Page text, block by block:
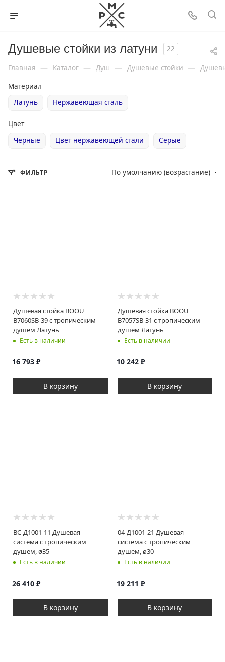
Душевые стойки из латуни 22
Главная — Каталог — Душ — Душевые стойки —
Материал
Латунь
Нержавеющая сталь
Цвет
Черные
Цвет нержавеющей стали Серые
ФИЛЬТР По умолчанию (возрастание)
Душевая стойка BOOU
B7060SB-39 с тропическим
душем Латунь
Есть в наличии
16 793 ₽
В корзину
Душевая стойка BOOU
B7057SB-31 с тропическим
душем Латунь
Есть в наличии
10 242₽
В корзину
ВС-Д1001-11 Душевая
система с тропическим
душем, ø35
Есть в наличии
26 410 ₽
В корзину
04-Д1001-21 Душевая
система с тропическим
душем, ø30
Есть в наличии
19 211 ₽
В корзину